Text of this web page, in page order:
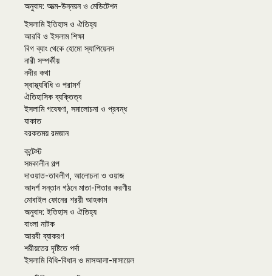
অনুবাদ: আত্ম-উন্নয়ন ও মেডিটেশন
ইসলামি ইতিহাস ও ঐতিহ্য
আরবি ও ইসলাম শিক্ষা
বিগ ব্যাং থেকে হোমো স্যাপিয়েনস
নারী সম্পর্কীয়
নদীর কথা
স্বাস্থ্যবিধি ও পরামর্শ
ঐতিহাসিক ব্যক্তিত্ব
ইসলামি গবেষণা, সমালোচনা ও প্রবন্ধ
যাকাত
বরকতময় রমজান
কন্টেস্ট
সমকালীন গল্প
দাওয়াত-তাবলীগ, আলোচনা ও ওয়াজ
আদর্শ সন্তান গঠনে মাতা-পিতার করণীয়
মোবাইল ফোনের শরয়ী আহকাম
অনুবাদ: ইতিহাস ও ঐতিহ্য
বাংলা নাটক
আরবী ব্যাকরণ
শরীয়তের দৃষ্টিতে পর্দা
ইসলামি বিধি-বিধান ও মাসআলা-মাসায়েল